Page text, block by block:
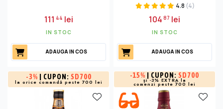
111 44 lei
IN STOC
ADAUGA IN COS
4.8 (4)
10487 lei
IN STOC
ADAUGA IN COS
-3% | CUPON: SD700
la orice comandă peste 700 lei
-15% | CUPON: SD700
și -3% EXTRA la
comenzi peste 700 lei